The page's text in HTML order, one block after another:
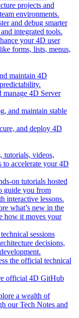
projects and
environments.
and debug smarter
integrated tools.
your 4D user
forms, lists, menus,
maintain 4D
manage 4D Server
and maintain stable
and deploy 4D
tutorials, videos,
to accelerate your 4D
on tutorials hosted
guide you from
interactive lessons.
what’s new in the
how it moves your
sessions
decisions,
the official technical
official 4D GitHub
a wealth of
our Tech Notes and